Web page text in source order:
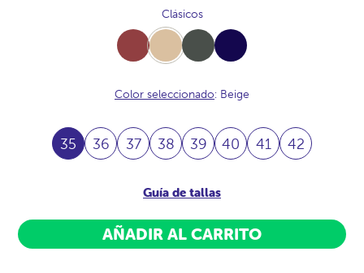
Clásicos
Burdeos Beige Khaki Navy
Color seleccionado: Beige
35 36 37 38 39 40 41 42
Guía de tallas
AÑADIR AL CARRITO